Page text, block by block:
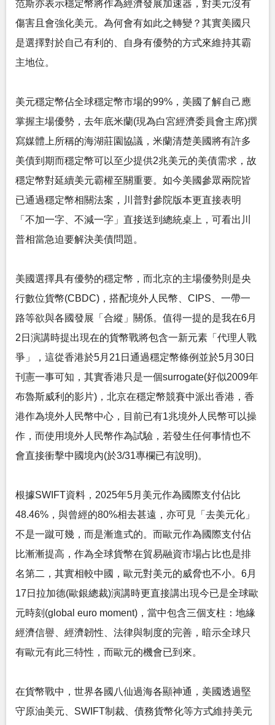
范斯亦表示穩定幣將作為經濟發展加速器，對美元沒有
傷害且會強化美元。為何會有如此之轉變？其實美國只
是選擇對於自己有利的、自身有優勢的方式來維持其霸
主地位。
美元穩定幣佔全球穩定幣市場的99%，美國了解自己應
掌握主場優勢，去年底米蘭(現為白宮經濟委員會主席)撰
寫媒體上所稱的海湖莊園協議，米蘭清楚美國將有許多
美債到期而穩定幣可以至少提供2兆美元的美債需求，故
穩定幣對延續美元霸權至關重要。如今美國參眾兩院皆
已通過穩定幣相關法案，川普對參院版本更直接表明
「不加一字、不減一字」直接送到總統桌上，可看出川
普相當急迫要解決美債問題。
美國選擇具有優勢的穩定幣，而北京的主場優勢則是央
行數位貨幣(CBDC)，搭配境外人民幣、CIPS、一帶一
路等欲與各國發展「合縱」關係。值得一提的是我在6月
2日演講時提出現在的貨幣戰將包含一新元素「代理人戰
爭」，這從香港於5月21日通過穩定幣條例並於5月30日
刊憲一事可知，其實香港只是一個surrogate(好似2009年
布魯斯威利的影片)，北京在穩定幣競賽中派出香港，香
港作為境外人民幣中心，目前已有1兆境外人民幣可以操
作，而使用境外人民幣作為試驗，若發生任何事情也不
會直接衝擊中國境內(於3/31專欄已有說明)。
根據SWIFT資料，2025年5月美元作為國際支付佔比
48.46%，與曾經的80%相去甚遠，亦可見「去美元化」
不是一蹴可幾，而是漸進式的。而歐元作為國際支付佔
比漸漸提高，作為全球貨幣在貿易融資市場占比也是排
名第二，其實相較中國，歐元對美元的威脅也不小。6月
17日拉加德(歐銀總裁)演講時更直接講出現今已是全球歐
元時刻(global euro moment)，當中包含三個支柱：地緣
經濟信譽、經濟韌性、法律與制度的完善，暗示全球只
有歐元有此三特性，而歐元的機會已到來。
在貨幣戰中，世界各國八仙過海各顯神通，美國透過堅
守原油美元、SWIFT制裁、債務貨幣化等方式維持美元